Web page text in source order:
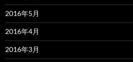
2016年5月
2016年4月
2016年3月